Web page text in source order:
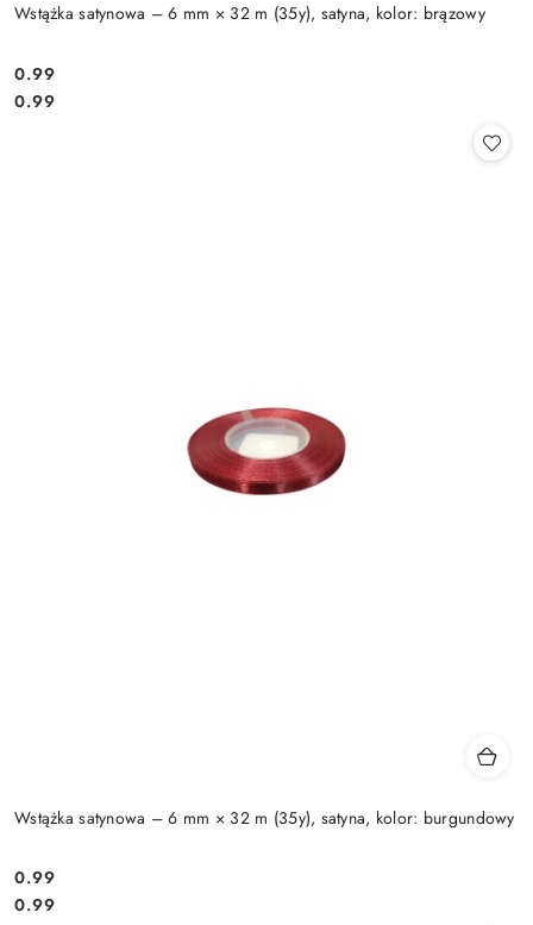
Wstążka satynowa – 6 mm × 32 m (35y), satyna, kolor: brązowy
Cena:
0.99
Cena:
0.99
Wstążka satynowa – 6 mm × 32 m (35y), satyna, kolor: burgundowy
Cena:
0.99
Cena:
0.99